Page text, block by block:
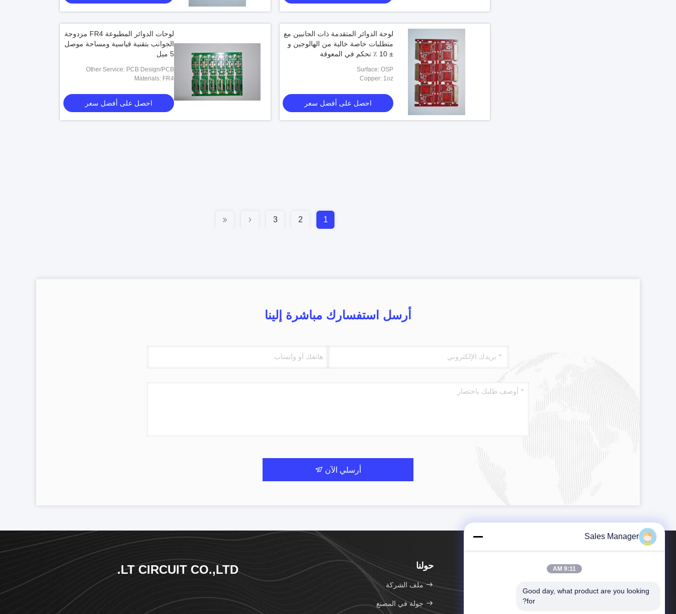
لوحة الدوائر المتقدمة ذات الجانبين مع
متطلبات خاصة خالية من الهالوجين و
± 10 ٪ تحكم في المعوقة
Surface: OSP
Copper: 1oz
احصل على أفضل سعر
لوحات الدوائر المطبوعة FR4 مزدوجة
الجوانب بتقنية قياسية ومساحة موصل
5 ميل
Other Service: PCB Design/PCB
Assembly
Materials: FR4
احصل على أفضل سعر
1
2
3
أرسل استفسارك مباشرة إلينا
أرسلي الآن
الهاتف：001-512-7443871
حولنا
ملف الشركة
جولة في المصنع
LT CIRCUIT CO.,LTD.
Sales Manager
9:11 AM
Good day, what product are you looking
for?